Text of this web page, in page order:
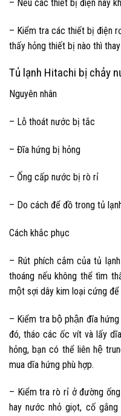
– Nếu các thiết bị điện này
– Kiểm tra các thiết bị điện
thấy hỏng thiết bị nào thì
Tủ lạnh Hitachi bị chảy
Nguyên nhân
– Lỗ thoát nước bị tắc
– Đĩa hứng bị hỏng
– Ống cấp nước bị rò rỉ
– Do cách để đồ trong tủ
Cách khắc phục
– Rút phích cắm củatủ
thoáng nếu không thể tìm
một sợi dây kim loại cứng
– Kiểm tra bộ phận đĩa
đó, tháo các ốc vít và lấy
hỏng, bạn có thể liên hệ
mua dĩa hứng phù hợp.
– Kiểm tra rò rỉ ở đường
hay nước nhỏ giọt, cố